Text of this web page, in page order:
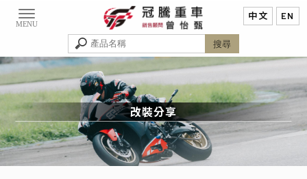
改裝分享